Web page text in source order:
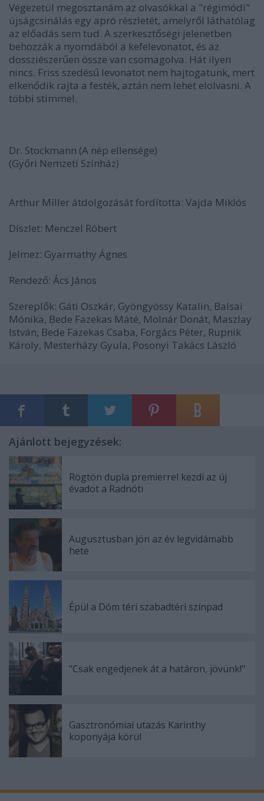
Végezetül megosztanám az olvasókkal a "régimódi"
újságcsinálás egy apró részletét, amelyről láthatólag
az előadás sem tud. A szerkesztőségi jelenetben
behozzák a nyomdából a kefelevonatot, és az
dossziészerűen össze van csomagolva. Hát ilyen
nincs. Friss szedésű levonatot nem hajtogatunk, mert
elkenődik rajta a festék, aztán nem lehet elolvasni. A
többi stimmel.
Dr. Stockmann (A nép ellensége)
(Győri Nemzeti Színház)
Arthur Miller átdolgozását fordította: Vajda Miklós
Díszlet: Menczel Róbert
Jelmez: Gyarmathy Ágnes
Rendező: Ács János
Szereplők: Gáti Oszkár, Gyöngyössy Katalin, Balsai
Mónika, Bede Fazekas Máté, Molnár Donát, Maszlay
István, Bede Fazekas Csaba, Forgács Péter, Rupnik
Károly, Mesterházy Gyula, Posonyi Takács László
Ajánlott bejegyzések:
Rögtön dupla premierrel kezdi az új
évadot a Radnóti
Augusztusban jön az év legvidámabb
hete
Épül a Dóm téri szabadtéri színpad
"Csak engedjenek át a határon, jövünk!"
Gasztronómiai utazás Karinthy
koponyája körül